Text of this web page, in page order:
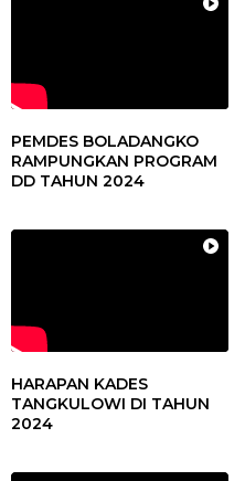
PEMDES BOLADANGKO
RAMPUNGKAN PROGRAM
DD TAHUN 2024
HARAPAN KADES
TANGKULOWI DI TAHUN
2024